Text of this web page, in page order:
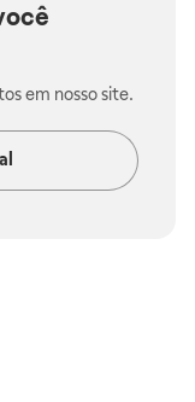
em nosso site.